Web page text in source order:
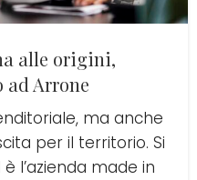
alle origini,
Arrone
ma anche
per il territorio. Si
l’azienda made in